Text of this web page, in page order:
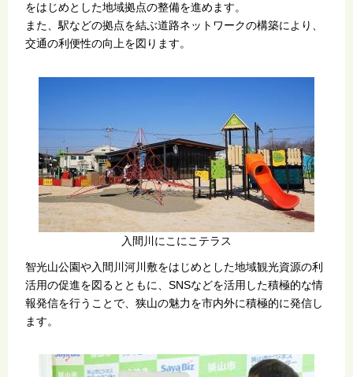
をはじめとした地域拠点の整備を進めます。
また、駅などの拠点を結ぶ道路ネットワークの構築により、
交通の利便性の向上を図ります。
入間川にこにこテラス
智光山公園や入間川河川敷をはじめとした地域観光資源の利
活用の促進を図るとともに、SNSなどを活用した積極的な情
報発信を行うことで、狭山の魅力を市内外に積極的に発信し
ます。